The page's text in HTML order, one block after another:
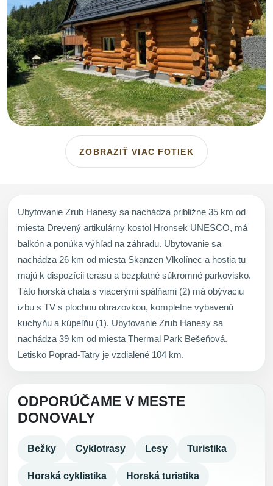
ZOBRAZIŤ VIAC FOTIEK
Ubytovanie Zrub Hanesy sa nachádza približne 35 km od
miesta Drevený artikulárny kostol Hronsek UNESCO, má
balkón a ponúka výhľad na záhradu. Ubytovanie sa
nachádza 26 km od miesta Skanzen Vlkolínec a hostia tu
majú k dispozícii terasu a bezplatné súkromné parkovisko.
Táto horská chata s viacerými spálňami (2) má obývaciu
izbu s TV s plochou obrazovkou, kompletne vybavenú
kuchyňu a kúpeľňu (1). Ubytovanie Zrub Hanesy sa
nachádza 39 km od miesta Thermal Park Bešeňová.
Letisko Poprad-Tatry je vzdialené 104 km.
ODPORÚČAME V MESTE
DONOVALY
Bežky Cyklotrasy Lesy Turistika
Horská cyklistika Horská turistika